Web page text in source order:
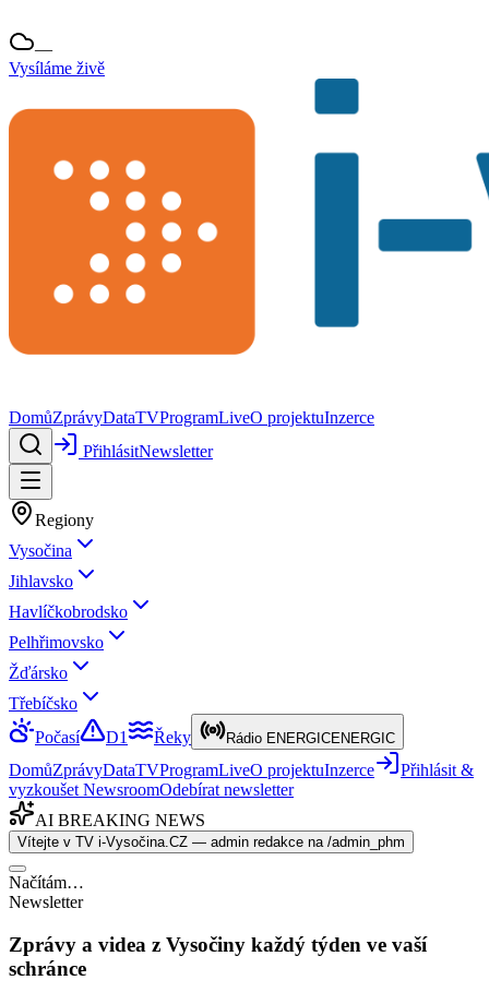
—
Vysíláme živě
DomůZprávyDataTVProgramLiveO projektuInzerce
PřihlásitNewsletter
Regiony
Vysočina
Jihlavsko
Havlíčkobrodsko
Pelhřimovsko
Žďársko
Třebíčsko
Počasí
D1 Řeky Rádio ENERGICENERGIC
DomůZprávyDataTVProgramLiveO projektuInzerce
Přihlásit &
vyzkoušet NewsroomOdebírat newsletter
AI BREAKING NEWS
Vítejte v TV i-Vysočina.CZ — admin redakce na /admin_phm
Načítám…
Newsletter
Zprávy a videa z Vysočiny každý týden ve vaší
schránce